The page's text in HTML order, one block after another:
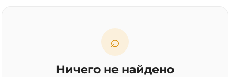
⌕
Ничего не найдено